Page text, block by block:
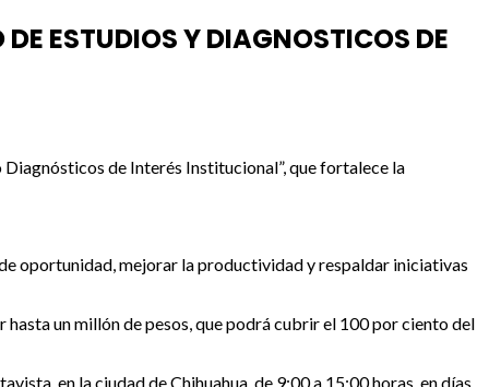
ESTUDIOS Y DIAGNOSTICOS DE
de Interés Institucional”, que fortalece la
oportunidad, mejorar la productividad y respaldar iniciativas
un millón de pesos, que podrá cubrir el 100 por ciento del
en la ciudad de Chihuahua, de 9:00 a 15:00 horas, en días